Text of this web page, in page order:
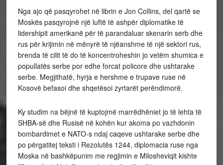
Nga ajo që pasqyrohet në librin e Jon Collins, del qartë se
Moskës pasqyrojnë një luftë të ashpër diplomatike të
lidershipit amerikanë për të parandaluar skenarin serb dhe
rus për krijimin në mënyrë të njëanshme të një sektori rus,
brenda të cilit të do të koncentroheshin jo vetëm shumica e
popullatës serbe por edhe forcat policore dhe ushtarake
serbe. Megjithatë, hyrja e hershme e trupave ruse në
Kosovë befasoi dhe shqetësoi zyrtarët perëndimorë.
Ky studim na bëjnë të kuptojmë marrëdhëniet jo të lehta të
SHBA-së dhe Rusisë në kohën kur akoma po vazhdonin
bombardimet e NATO-s ndaj caqeve ushtarake serbe dhe
po përgatitej teksti i Rezolutës 1244, diplomacia ruse nga
Moska në bashkëpunim me regjimin e Milosheviqit kishte